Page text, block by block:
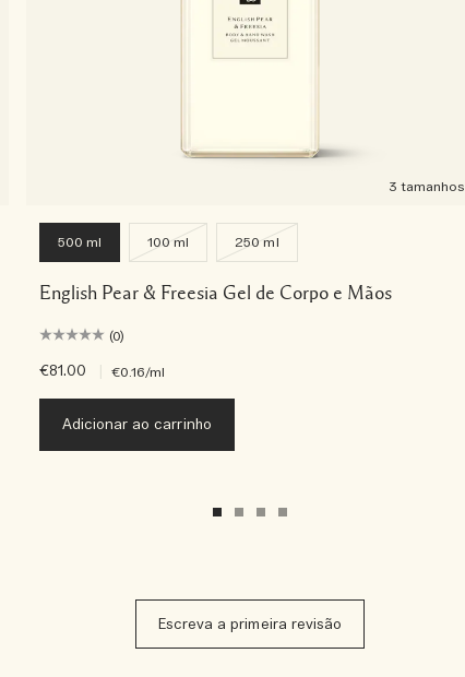
3 tamanhos
500 ml 100 ml 250 ml
English Pear & Freesia Gel de Corpo e Mãos
(0)
€81.00 €0.16/ml
Adicionar ao carrinho
Escreva a primeira revisão